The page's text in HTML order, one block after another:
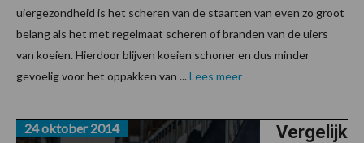
uiergezondheid is het scheren van de staarten van even zo groot
belang als het met regelmaat scheren of branden van de uiers
van koeien. Hierdoor blijven koeien schoner en dus minder
gevoelig voor het oppakken van ... Lees meer
Vergelijk
24 oktober 2014